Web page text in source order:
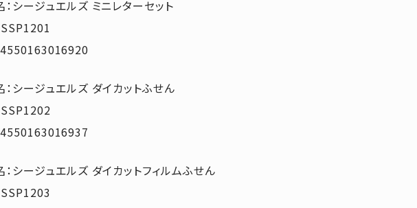
シージュエルズ ミニレターセット
SSP1201
4550163016920
シージュエルズ ダイカットふせん
SSP1202
4550163016937
シージュエルズ ダイカットフィルムふせん
SSP1203